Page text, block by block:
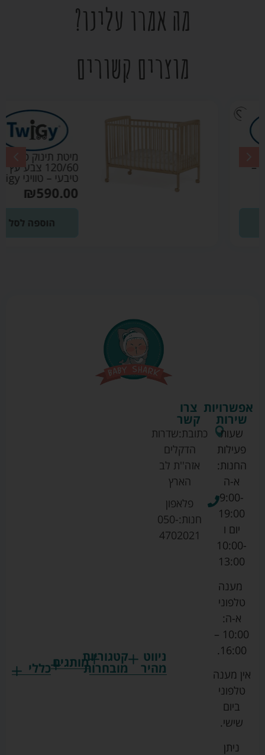
מה אמרו עלינו?
מוצרים קשורים
מיטת תינוק סטארלייט
120/60 צבע עץ
טיבעי – טוויגי Twigy
₪590.00
הוספה לסל
ניווט
מהיר
קטגוריות
מובחרותמותגים
גרקו
כללי
צרו
קשר
כתובת:שדרות
הדקלים
אזה''ת לב
הארץ
פלאפון
חנות:050-
4702021
אפשרויות
שירות
שעות
פעילות
החנות:
א-ה
9:00-
19:00
יום ו
10:00-
13:00
מענה
טלפוני
א-ה:
10:00 –
16:00.
אין מענה
טלפוני
ביום
שישי.
ניתן